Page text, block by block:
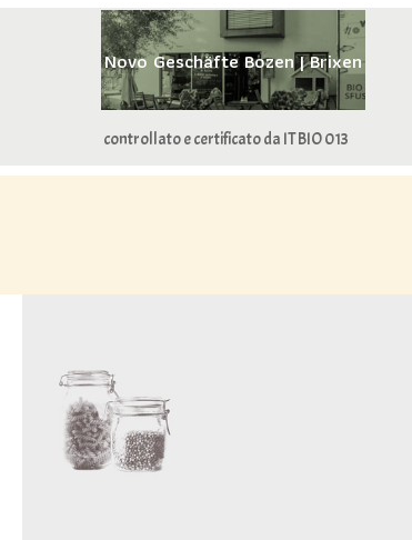
Novo Geschäfte Bozen | Brixen
controllato e certificato da IT BIO 013